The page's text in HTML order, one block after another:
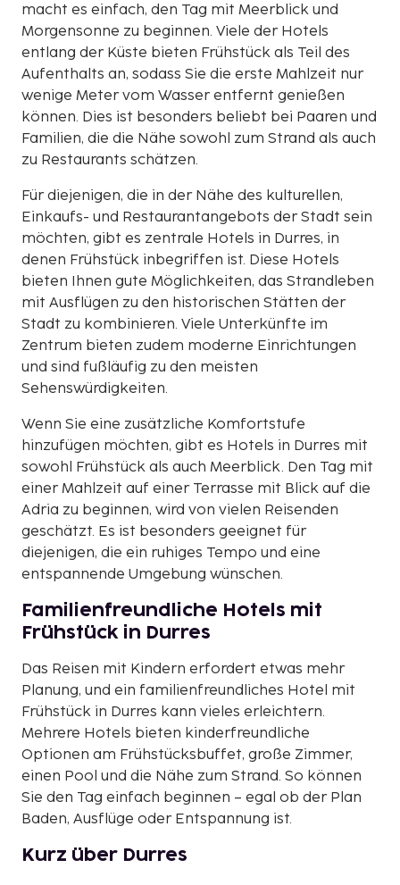
macht es einfach, den Tag mit Meerblick und
Morgensonne zu beginnen. Viele der Hotels
entlang der Küste bieten Frühstück als Teil des
Aufenthalts an, sodass Sie die erste Mahlzeit nur
wenige Meter vom Wasser entfernt genießen
können. Dies ist besonders beliebt bei Paaren und
Familien, die die Nähe sowohl zum Strand als auch
zu Restaurants schätzen.
Für diejenigen, die in der Nähe des kulturellen,
Einkaufs- und Restaurantangebots der Stadt sein
möchten, gibt es zentrale Hotels in Durres, in
denen Frühstück inbegriffen ist. Diese Hotels
bieten Ihnen gute Möglichkeiten, das Strandleben
mit Ausflügen zu den historischen Stätten der
Stadt zu kombinieren. Viele Unterkünfte im
Zentrum bieten zudem moderne Einrichtungen
und sind fußläufig zu den meisten
Sehenswürdigkeiten.
Wenn Sie eine zusätzliche Komfortstufe
hinzufügen möchten, gibt es Hotels in Durres mit
sowohl Frühstück als auch Meerblick. Den Tag mit
einer Mahlzeit auf einer Terrasse mit Blick auf die
Adria zu beginnen, wird von vielen Reisenden
geschätzt. Es ist besonders geeignet für
diejenigen, die ein ruhiges Tempo und eine
entspannende Umgebung wünschen.
Familienfreundliche Hotels mit
Frühstück in Durres
Das Reisen mit Kindern erfordert etwas mehr
Planung, und ein familienfreundliches Hotel mit
Frühstück in Durres kann vieles erleichtern.
Mehrere Hotels bieten kinderfreundliche
Optionen am Frühstücksbuffet, große Zimmer,
einen Pool und die Nähe zum Strand. So können
Sie den Tag einfach beginnen – egal ob der Plan
Baden, Ausflüge oder Entspannung ist.
Kurz über Durres